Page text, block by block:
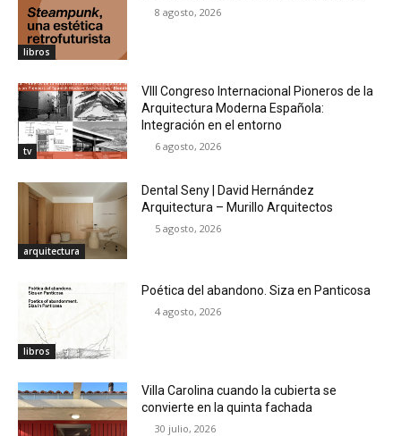
libros
8 agosto, 2026
tv
VIII Congreso Internacional Pioneros de la
Arquitectura Moderna Española:
Integración en el entorno
6 agosto, 2026
arquitectura
Dental Seny | David Hernández
Arquitectura – Murillo Arquitectos
5 agosto, 2026
libros
Poética del abandono. Siza en Panticosa
4 agosto, 2026
Villa Carolina cuando la cubierta se
convierte en la quinta fachada
30 julio, 2026